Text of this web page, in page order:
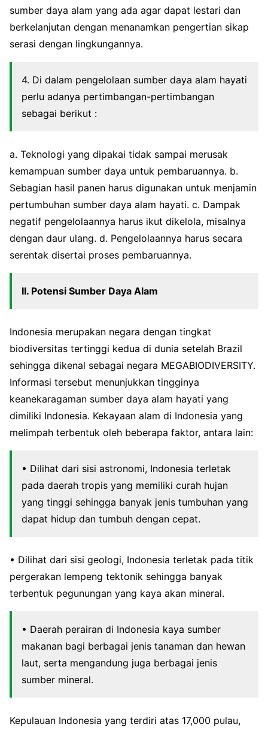
sumber daya alam yang ada agar dapat lestari dan
berkelanjutan dengan menanamkan pengertian sikap
serasi dengan lingkungannya.
4. Di dalam pengelolaan sumber daya alam hayati
perlu adanya pertimbangan-pertimbangan
sebagai berikut :
a. Teknologi yang dipakai tidak sampai merusak
kemampuan sumber daya untuk pembaruannya. b.
Sebagian hasil panen harus digunakan untuk menjamin
pertumbuhan sumber daya alam hayati. c. Dampak
negatif pengelolaannya harus ikut dikelola, misalnya
dengan daur ulang. d. Pengelolaannya harus secara
serentak disertai proses pembaruannya.
II. Potensi Sumber Daya Alam
Indonesia merupakan negara dengan tingkat
biodiversitas tertinggi kedua di dunia setelah Brazil
sehingga dikenal sebagai negara MEGABIODIVERSITY.
Informasi tersebut menunjukkan tingginya
keanekaragaman sumber daya alam hayati yang
dimiliki Indonesia. Kekayaan alam di Indonesia yang
melimpah terbentuk oleh beberapa faktor, antara lain:
• Dilihat dari sisi astronomi, Indonesia terletak
pada daerah tropis yang memiliki curah hujan
yang tinggi sehingga banyak jenis tumbuhan yang
dapat hidup dan tumbuh dengan cepat.
• Dilihat dari sisi geologi, Indonesia terletak pada titik
pergerakan lempeng tektonik sehingga banyak
terbentuk pegunungan yang kaya akan mineral.
• Daerah perairan di Indonesia kaya sumber
makanan bagi berbagai jenis tanaman dan hewan
laut, serta mengandung juga berbagai jenis
sumber mineral.
Kepulauan Indonesia yang terdiri atas 17,000 pulau,